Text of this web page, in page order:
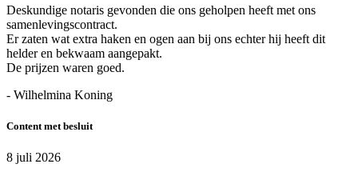
Deskundige notaris gevonden die ons geholpen heeft met ons
samenlevingscontract.
Er zaten wat extra haken en ogen aan bij ons echter hij heeft dit
helder en bekwaam aangepakt.
De prijzen waren goed.
- Wilhelmina Koning
Content met besluit
8 juli 2026